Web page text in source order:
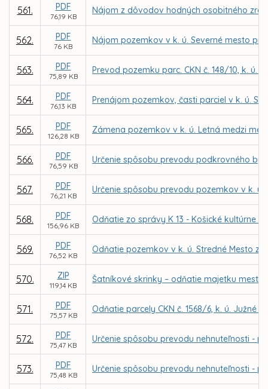
561. PDF
76,19 KB
Nájom z dôvodov hodných osobitného
562. PDF
76 KB
Nájom pozemkov v k. ú. Severné mesto
563. PDF
75,89 KB
Prevod pozemku parc. CKN č. 148/10, k.
564. PDF
76,13 KB
Prenájom pozemkov, časti parciel v k. ú.
565. PDF
126,28 KB
Zámena pozemkov v k. ú. Letná medzi
566. PDF
76,59 KB
Určenie spôsobu prevodu podkrovného
567. PDF
76,21 KB
Určenie spôsobu prevodu pozemkov v k.
568. PDF
156,96 KB
Odňatie zo správy K 13 - Košické kultúrne
569. PDF
76,52 KB
Odňatie pozemkov v k. ú. Stredné Mesto
570. ZIP
119,14 KB
Šatníkové skrinky – odňatie majetku mesta
571. PDF
75,57 KB
Odňatie parcely CKN č. 1568/6, k. ú. Južné
572. PDF
75,47 KB
Určenie spôsobu prevodu nehnuteľnosti -
573. PDF
75,48 KB
Určenie spôsobu prevodu nehnuteľnosti -